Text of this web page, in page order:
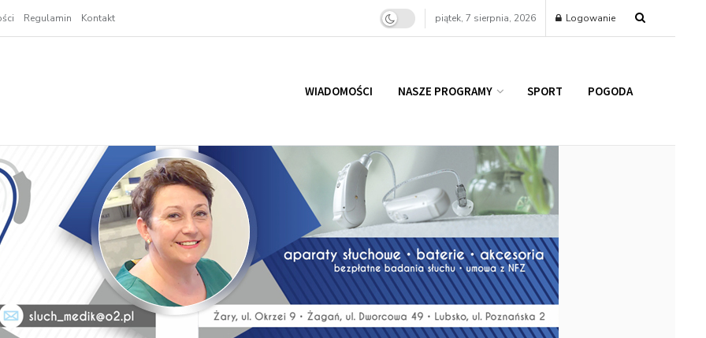
Regulamin Kontakt piątek, 7 sierpnia, 2026 Logowanie
WIADOMOŚCI NASZE PROGRAMY SPORT POGODA